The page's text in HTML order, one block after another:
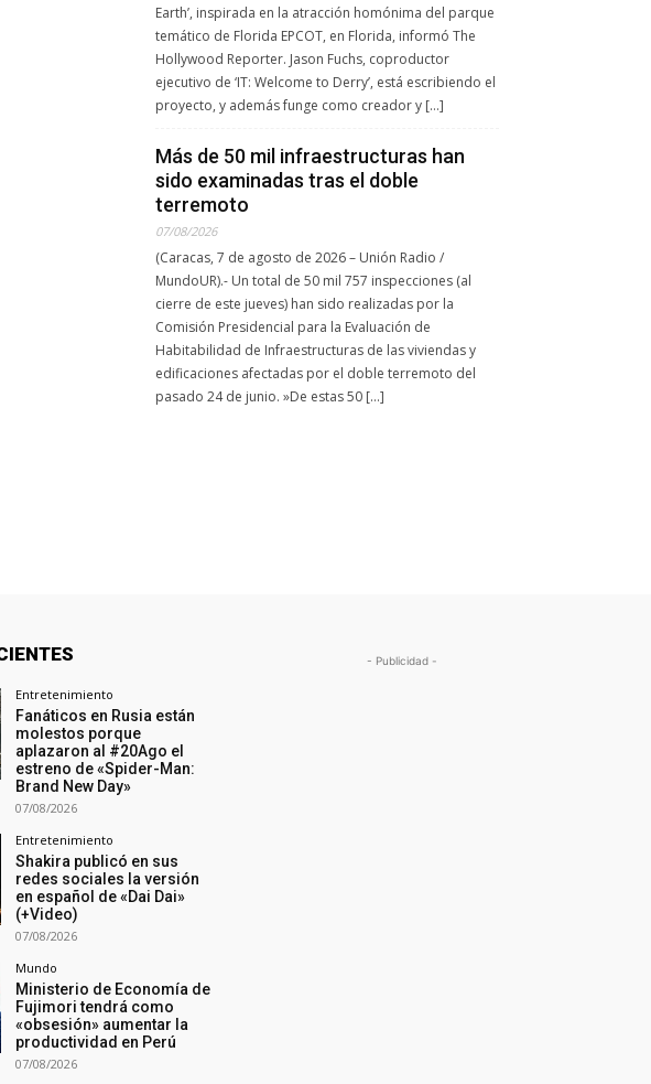
Earth’, inspirada en la atracción homónima del parque
temático de Florida EPCOT, en Florida, informó The
Hollywood Reporter. Jason Fuchs, coproductor
ejecutivo de ‘IT: Welcome to Derry’, está escribiendo el
proyecto, y además funge como creador y […]
Más de 50 mil infraestructuras han
sido examinadas tras el doble
terremoto
07/08/2026
(Caracas, 7 de agosto de 2026 – Unión Radio /
MundoUR).- Un total de 50 mil 757 inspecciones (al
cierre de este jueves) han sido realizadas por la
Comisión Presidencial para la Evaluación de
Habitabilidad de Infraestructuras de las viviendas y
edificaciones afectadas por el doble terremoto del
pasado 24 de junio. ​»De estas 50 […]
Entretenimiento
Fanáticos en Rusia están
molestos porque
aplazaron al #20Ago el
estreno de «Spider-Man:
Brand New Day»
07/08/2026
Entretenimiento
Shakira publicó en sus
redes sociales la versión
en español de «Dai Dai»
(+Video)
07/08/2026
Mundo
Ministerio de Economía de
Fujimori tendrá como
«obsesión» aumentar la
productividad en Perú
07/08/2026
- Publicidad -